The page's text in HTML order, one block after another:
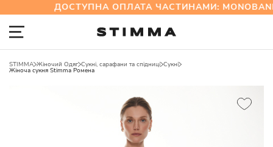
ДОСТУПНА ОПЛАТА ЧАСТИНАМИ:
STIMMA Жіночий Одяг Сукні, сарафани та спідниці Сукні
Жіноча сукня Stimma Ромена